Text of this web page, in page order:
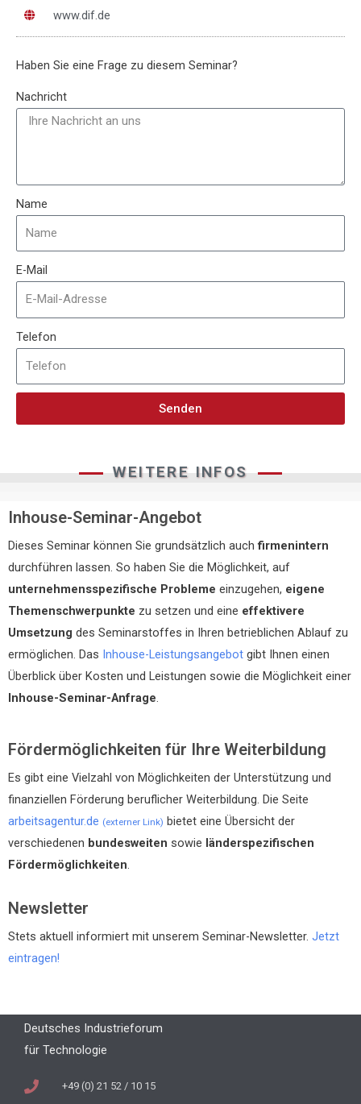
www.dif.de
Haben Sie eine Frage zu diesem Seminar?
Nachricht
Name
E-Mail
Telefon
Senden
WEITERE INFOS
Inhouse-Seminar-Angebot
Dieses Seminar können Sie grundsätzlich auchfirmenintern
durchführen lassen. So haben Sie die Möglichkeit, auf
unternehmensspezifische Probleme einzugehen, eigene
Themenschwerpunkte zu setzen und eine effektivere
Umsetzung des Seminarstoffes in Ihren betrieblichen Ablauf zu
ermöglichen. Das Inhouse-Leistungsangebot gibt Ihnen einen
Überblick über Kosten und Leistungen sowie die Möglichkeit einer
Inhouse-Seminar-Anfrage.
Fördermöglichkeiten für Ihre Weiterbildung
Es gibt eine Vielzahl von Möglichkeiten der Unterstützung und
finanziellen Förderung beruflicher Weiterbildung. Die Seite
arbeitsagentur.de (externer Link) bietet eine Übersicht der
verschiedenen bundesweiten sowie länderspezifischen
Fördermöglichkeiten.
Newsletter
Stets aktuell informiert mit unserem Seminar-Newsletter. Jetzt
eintragen!
Deutsches Industrieforum
für Technologie
+49 (0) 21 52 / 10 15